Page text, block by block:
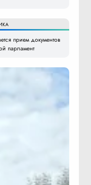
прием документов
парламент